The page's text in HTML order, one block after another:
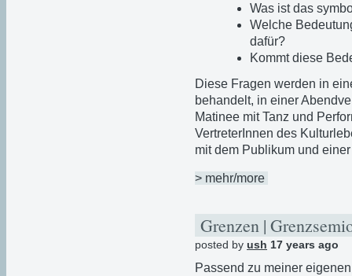
Was ist das
Welche
dafür?
Kommt diese
Diese Fragen werden in
behandelt, in einer
Matinee mit Tanz und
VertreterInnen des
mit dem Publikum und
> mehr/more
Grenzen |
posted by ush 17 years ago
Passend zu meiner